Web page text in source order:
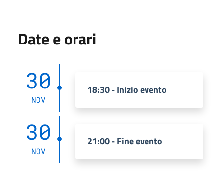
Date e orari
30
NOV
18:30 - Inizio evento
30
NOV
21:00 - Fine evento